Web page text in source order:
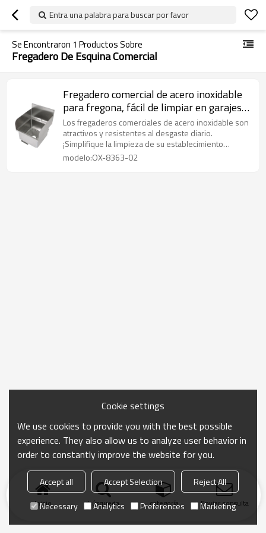
Entra una palabra para buscar por favor
Se Encontraron 1 Productos Sobre
Fregadero De Esquina Comercial
Fregadero comercial de acero inoxidable
para fregona, fácil de limpiar en garajes y
jardinería.
Los fregaderos comerciales de acero inoxidable son
atractivos y resistentes al desgaste diario.
¡Simplifique la limpieza de su establecimiento
añadiendo este protector a su fregadero de pie!
modelo:OX-8363-02
Inicio búsqueda categoría Enviar consulta
Cookie settings
We use cookies to provide you with the best possible
experience. They also allow us to analyze user behavior in
order to constantly improve the website for you.
Accept all Accept Selection
Reject All
Necessary
Analytics Preferences Marketing